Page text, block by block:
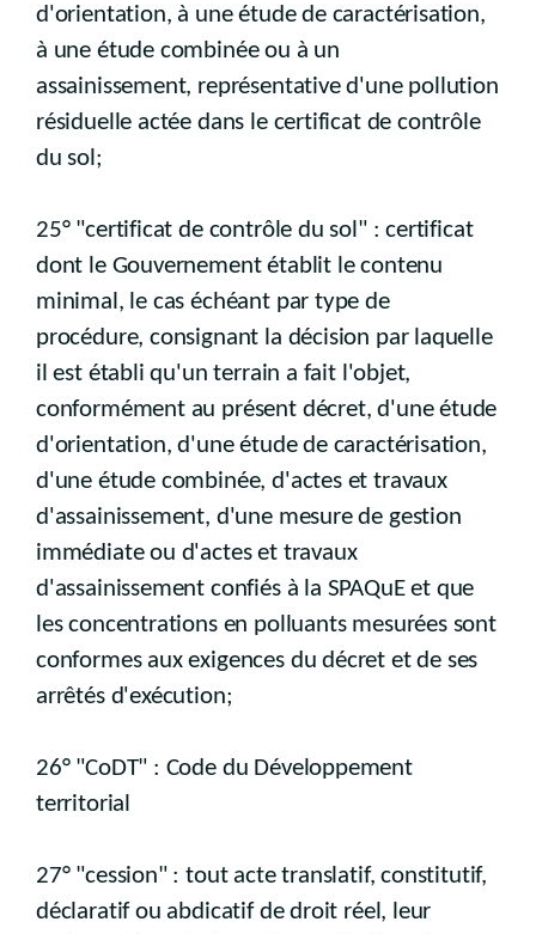
d'orientation, à une étude de caractérisation,
à une étude combinée ou à un
assainissement, représentative d'une pollution
résiduelle actée dans le certificat de contrôle
du sol;
25° "certificat de contrôle du sol" : certificat
dont le Gouvernement établit le contenu
minimal, le cas échéant par type de
procédure, consignant la décision par laquelle
il est établi qu'un terrain a fait l'objet,
conformément au présent décret, d'une étude
d'orientation, d'une étude de caractérisation,
d'une étude combinée, d'actes et travaux
d'assainissement, d'une mesure de gestion
immédiate ou d'actes et travaux
d'assainissement confiés à la SPAQuE et que
les concentrations en polluants mesurées sont
conformes aux exigences du décret et de ses
arrêtés d'exécution;
26° "CoDT" : Code du Développement
territorial
27° "cession" : tout acte translatif, constitutif,
déclaratif ou abdicatif de droit réel, leur